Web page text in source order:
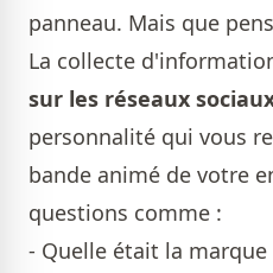
panneau. Mais que
La collecte
sur les réseaux
personnalité qui vous
bande animé de votre
questions comme :
- Quelle était la